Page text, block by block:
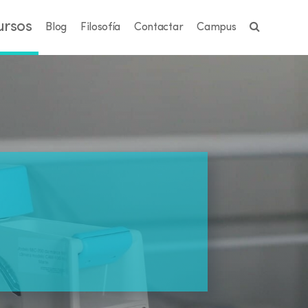
Blog Filosofía Contactar Campus